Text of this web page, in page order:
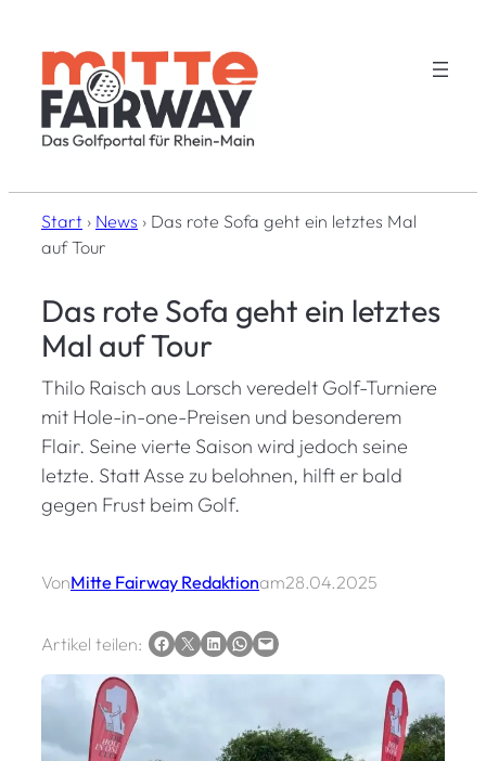
Inhalt
springen
Start › News › Das rote Sofa geht ein letztes Mal
auf Tour
Das rote Sofa geht ein letztes
Mal auf Tour
Thilo Raisch aus Lorsch veredelt Golf-Turniere
mit Hole-in-one-Preisen und besonderem
Flair. Seine vierte Saison wird jedoch seine
letzte. Statt Asse zu belohnen, hilft er bald
gegen Frust beim Golf.
VonMitte Fairway Redaktionam28.04.2025
Artikel teilen: Auf Facebook teilenAuf X teilenAuf LinkedIn teilenVia WhatsApp teilenVia E-Mail teilen